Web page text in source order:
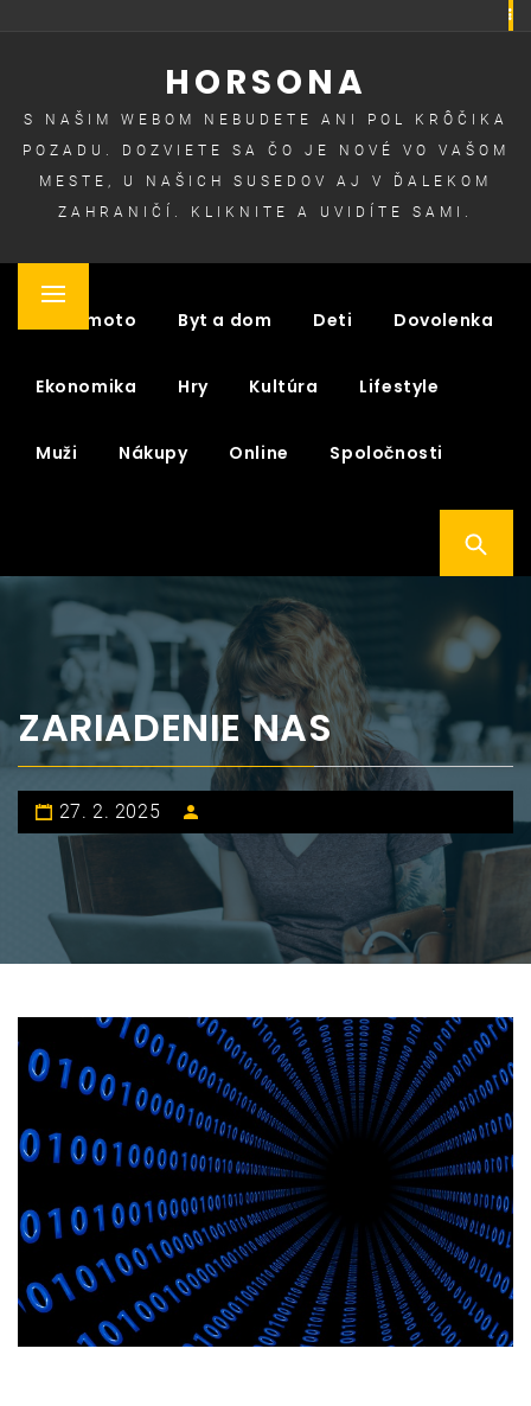
HORSONA
S NAŠIM WEBOM NEBUDETE ANI POL KRÔČIKA
POZADU. DOZVIETE SA ČO JE NOVÉ VO VAŠOM
MESTE, U NAŠICH SUSEDOV AJ V ĎALEKOM
ZAHRANIČÍ. KLIKNITE A UVIDÍTE SAMI.
Primary
Auto moto Byt a dom Deti Dovolenka
Ekonomika Hry Kultúra Lifestyle
Muži Nákupy Online Spoločnosti
ZARIADENIE NAS
27. 2. 2025